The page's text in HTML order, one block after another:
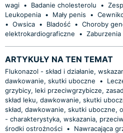
wagi • Badanie cholesterolu •
Leukopenia • Mały penis •
• Owsica • Bladość • Choroby
elektrokardiograficzne
•
ARTYKUŁY NA TEN TEMAT
Flukonazol - skład i działanie,
dawkowanie, skutki uboczne
•
grzybicy, leki przeciwgrzybicze,
skład leku, dawkowanie, skutki
skład, dawkowanie, skutki uboczne,
- charakterystyka, wskazania,
środki ostrożności •
Nawracająca